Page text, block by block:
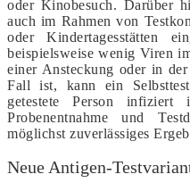
oder Kinobesuch. Darüber
auch im Rahmen von
oder Kindertagesstätten
beispielsweise wenig Viren
einer Ansteckung oder in
Fall ist, kann ein
getestete Person
Probenentnahme und
möglichst zuverlässiges
Neue Antigen-